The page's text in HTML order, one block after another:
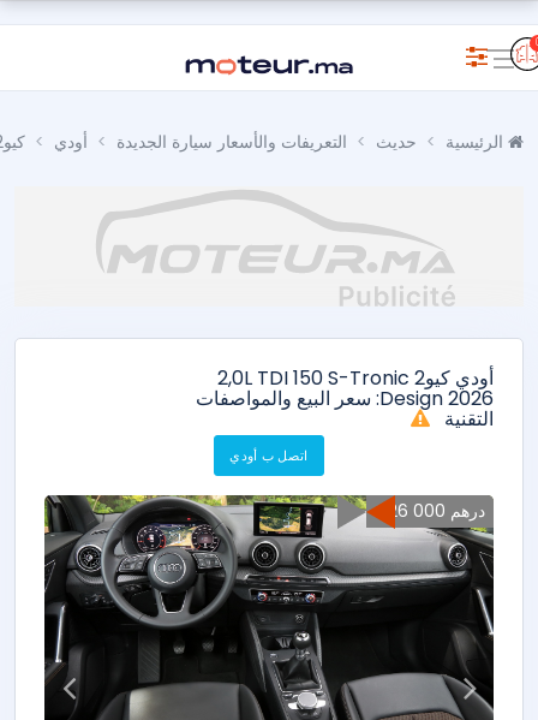
حديث التعريفات والأسعار سيارة الجديدة أودي كيو2
أودي كيو2 2,0L TDI 150 S-Tronic
Design 2026: سعر البيع والمواصفات
التقنية
اتصل ب أودي
426 000 درهم